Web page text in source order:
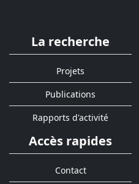
La recherche
Projets
Publications
Rapports d'activité
Accès rapides
Contact